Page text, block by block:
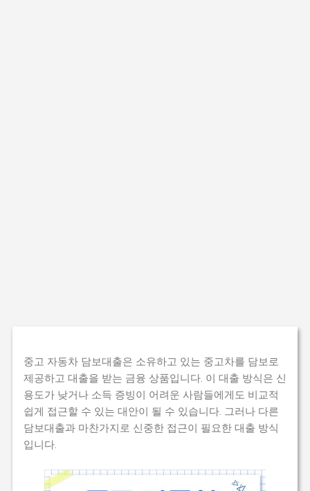
중고 자동차 담보대출은 소유하고 있는 중고차를 담보로
제공하고 대출을 받는 금융 상품입니다. 이 대출 방식은 신
용도가 낮거나 소득 증빙이 어려운 사람들에게도 비교적
쉽게 접근할 수 있는 대안이 될 수 있습니다. 그러나 다른
담보대출과 마찬가지로 신중한 접근이 필요한 대출 방식
입니다.